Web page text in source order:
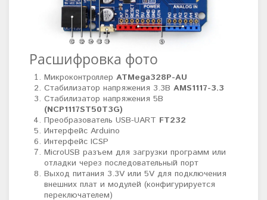
Расшифровка фото
Микроконтроллер ATMega328P-AU
Стабилизатор напряжения 3.3В AMS1117-3.3
Стабилизатор напряжения 5В
(NCP1117ST50T3G)
Преобразователь USB-UART FT232
Интерфейс Arduino
Интерфейс ICSP
MicroUSB разъем для загрузки программ или
отладки через последовательный порт
Выход питания 3.3V или 5V для подключения
внешних плат и модулей (конфигурируется
переключателем)